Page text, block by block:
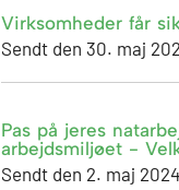
Virksomheder får
Sendt den 30. maj
Pas på jeres
arbejdsmiljøet -
Sendt den 2. maj 2024